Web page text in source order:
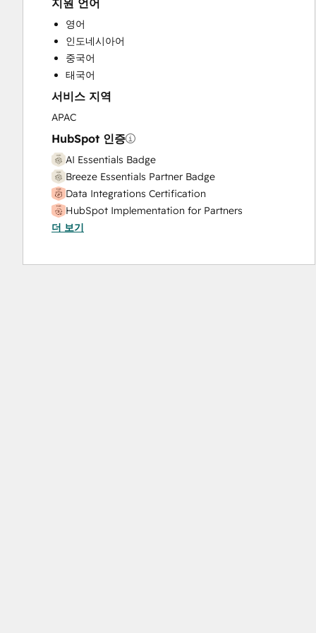
Website Design
Website Development
Website Migration
지원 언어
영어
인도네시아어
중국어
태국어
서비스 지역
APAC
HubSpot 인증
AI Essentials Badge
Breeze Essentials Partner Badge
Data Integrations Certification
HubSpot Implementation for Partners
HubSpot Marketing Hub Software Certification
HubSpot Sales Hub Software Certification
더 보기